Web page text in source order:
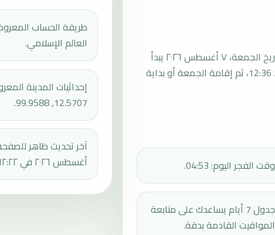
موعد صلاة الجمعة القادمة في هوا هين بتاريخ الجمعة، ٧ أغسطس ٢٠٢٦ يبدأ
بأذان الجمعة عند 12:26، ثم بداية الخطبة عند 12:36، ثم إقامة الجمعة أو بداية
وقت الفجر اليوم: 04:53.
جدول 7 أيام يساعدك على متابعة
المواقيت القادمة بدقة.
طريقة الحساب
العالم الإسلامي.
إحداثيات المدينة
12.5707, 99.9588.
أغسطس ٢٠٢٦ في ١٢:٢٢ ص.